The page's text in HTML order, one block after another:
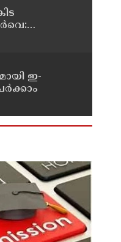
ഇ-